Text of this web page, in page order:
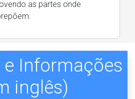
as partes onde
e Informações
inglês)